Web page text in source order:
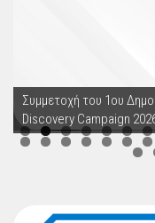
Συμμετοχή του 1ου
Discovery Campaign